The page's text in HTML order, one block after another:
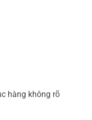
hàng không rõ